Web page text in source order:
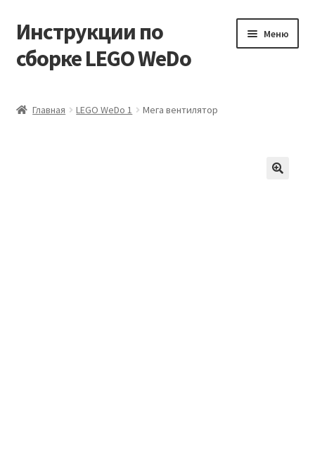
Перейти
к
навигации
Перейти
к
содержимому
Инструкции по
сборке LEGO WeDo
Меню
Главная LEGO WeDo 1 Мега вентилятор